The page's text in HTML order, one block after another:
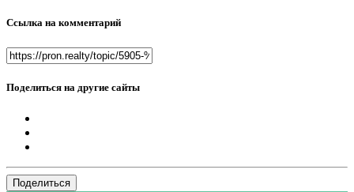
Ссылка на комментарий
Поделиться на другие сайты
Поделиться